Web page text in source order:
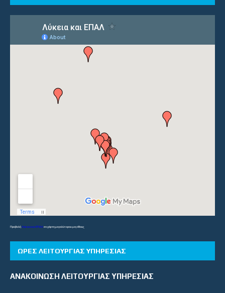
ΠροβολήΛύκεια και ΕΠΑΛσε χάρτη μεγαλύτερου μεγέθους
ΏΡΕΣ ΛΕΙΤΟΥΡΓΊΑΣ ΥΠΗΡΕΣΊΑΣ
ΑΝΑΚΟΙΝΩΣΗ ΛΕΙΤΟΥΡΓΙΑΣ ΥΠΗΡΕΣΙΑΣ